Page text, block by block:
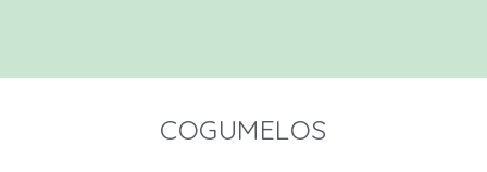
COGUMELOS